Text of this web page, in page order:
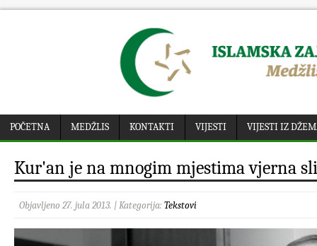
POČETNA MEDŽLIS KONTAKTI VIJESTI VIJESTI IZ
Kur'an je na mnogim mjestima vjerna
Objavljeno 27. jula 2013. | Kategorija: Tekstovi